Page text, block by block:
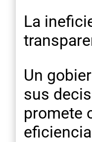
La
Un
sus
promete